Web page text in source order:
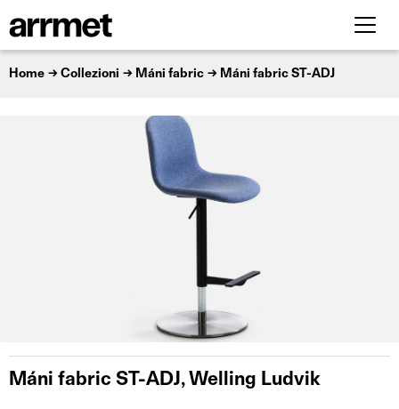
Home Collezioni Máni fabric Máni fabric ST-ADJ
Máni fabric ST-ADJ, Welling Ludvik